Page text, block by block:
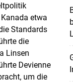
etwa
Standards
die
Linsen
Devienne
um die